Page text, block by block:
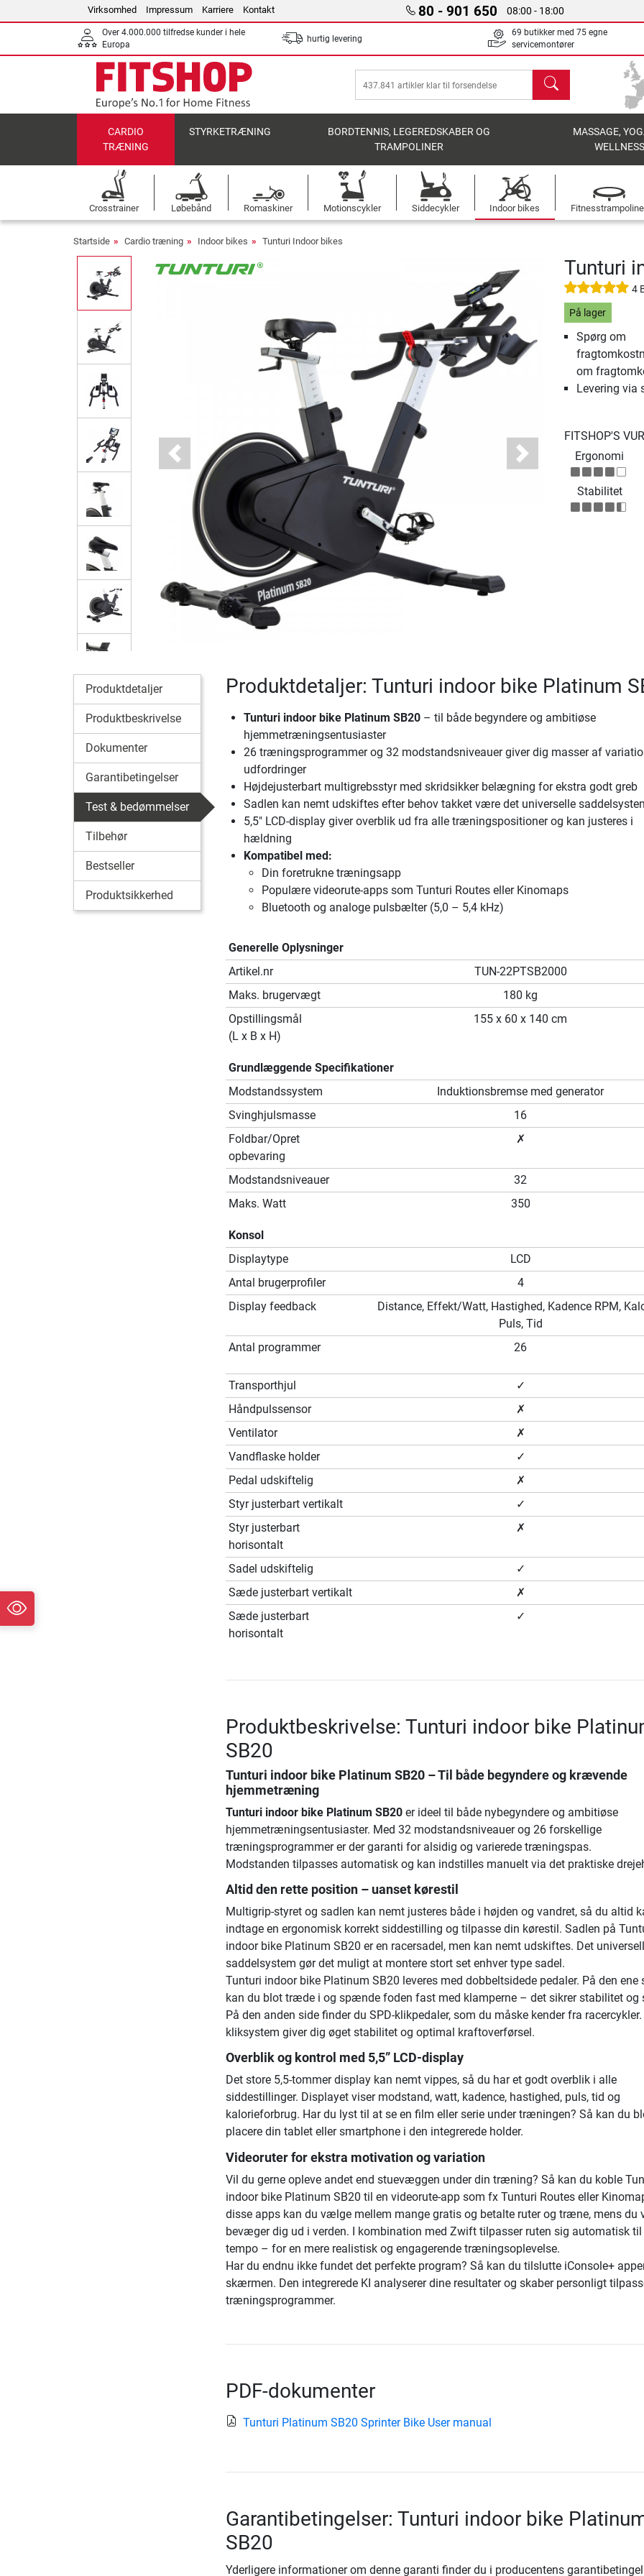
Virksomhed Impressum Karriere Kontakt 80 - 901 650 08:00 - 18:00
Over 4.000.000 tilfredse kunder i hele
Europa
hurtig levering
69 butikker med 75 egne
servicemontører
søg
CARDIO
TRÆNING
STYRKETRÆNING
BORDTENNIS, LEGEREDSKABER OG
TRAMPOLINER
MASSAGE,
Crosstrainer Løbebånd Romaskiner Motionscykler Siddecykler Indoor bikes
Startside Cardio træning Indoor bikes Tunturi Indoor bikes
Previous Next
Tunturi
4
På lager
Spørg om
om
Levering via
FITSHOP'S
Ergonomi
Stabilitet
Produktdetaljer
Produktbeskrivelse
Dokumenter
Garantibetingelser
Test & bedømmelser
Tilbehør
Bestseller
Produktsikkerhed
Produktdetaljer: Tunturi indoor bike Platinum
Tunturi indoor bike Platinum SB20– til både begyndere og ambitiøse
hjemmetræningsentusiaster
26 træningsprogrammer og 32 modstandsniveauer giver dig masser af
udfordringer
Højdejusterbart multigrebsstyr med skridsikker belægning for ekstra godt greb
Sadlen kan nemt udskiftes efter behov takket være det universelle
5,5" LCD-display giver overblik ud fra alle træningspositioner og kan justeres i
hældning
Kompatibel med:
Din foretrukne træningsapp
Populære videorute-apps som Tunturi Routes eller Kinomaps
Bluetooth og analoge pulsbælter (5,0 – 5,4 kHz)
Generelle Oplysninger
Artikel.nr
TUN-22PTSB2000
Maks. brugervægt
180 kg
Opstillingsmål
(L x B x H)
155 x 60 x 140 cm
Grundlæggende Specifikationer
Modstandssystem
Induktionsbremse med generator
Svinghjulsmasse
16
Foldbar/Opret
opbevaring
✗
Modstandsniveauer
32
Maks. Watt
350
Konsol
Displaytype
LCD
Antal brugerprofiler
4
Display feedback
Distance, Effekt/Watt, Hastighed, Kadence RPM,
Puls, Tid
Antal programmer
26
Transporthjul
✓
Håndpulssensor
✗
Ventilator
✗
Vandflaske holder
✓
Pedal udskiftelig
✗
Styr justerbart vertikalt
✓
Styr justerbart
horisontalt
✗
Sadel udskiftelig
✓
Sæde justerbart vertikalt
✗
Sæde justerbart
horisontalt
✓
Produktbeskrivelse: Tunturi indoor bike
SB20
Tunturi indoor bike Platinum SB20– Til både begyndere og krævende
hjemmetræning
Tunturi indoor bike Platinum SB20er ideel til både nybegyndere og ambitiøse
hjemmetræningsentusiaster. Med 32 modstandsniveauer og 26 forskellige
træningsprogrammer er der garanti for alsidig og varierede træningspas.
Modstanden tilpasses automatisk og kan indstilles manuelt via det praktiske
Altid den rette position – uanset kørestil
Multigrip-styret og sadlen kan nemt justeres både i højden og vandret, så du altid
indtage en ergonomisk korrekt siddestilling og tilpasse din kørestil. Sadlen på
indoor bike Platinum SB20 er en racersadel, men kan nemt udskiftes. Det
saddelsystem gør det muligt at montere stort set enhver type sadel.
Tunturi indoor bike Platinum SB20 leveres med dobbeltsidede pedaler. På den ene
kan du blot træde i og spænde foden fast med klamperne – det sikrer stabilitet og
På den anden side finder du SPD-klikpedaler, som du måske kender fra
kliksystem giver dig øget stabilitet og optimal kraftoverførsel.
Overblik og kontrol med 5,5” LCD-display
Det store 5,5-tommer display kan nemt vippes, så du har et godt overblik i alle
siddestillinger. Displayet viser modstand, watt, kadence, hastighed, puls, tid og
kalorieforbrug. Har du lyst til at se en film eller serie under træningen? Så kan du
placere din tablet eller smartphone i den integrerede holder.
Videoruter for ekstra motivation og variation
Vil du gerne opleve andet end stuevæggen under din træning? Så kan du koble
indoor bike Platinum SB20 til en videorute-app som fx Tunturi Routes eller
disse apps kan du vælge mellem mange gratis og betalte ruter og træne, mens du
bevæger dig ud i verden. I kombination med Zwift tilpasser ruten sig automatisk
tempo – for en mere realistisk og engagerende træningsoplevelse.
Har du endnu ikke fundet det perfekte program? Så kan du tilslutte iConsole+
skærmen. Den integrerede KI analyserer dine resultater og skaber personligt
træningsprogrammer.
PDF-dokumenter
Tunturi Platinum SB20 Sprinter Bike User manual
Garantibetingelser: Tunturi indoor bike
SB20
Yderligere informationer om denne garanti finder du i producentens